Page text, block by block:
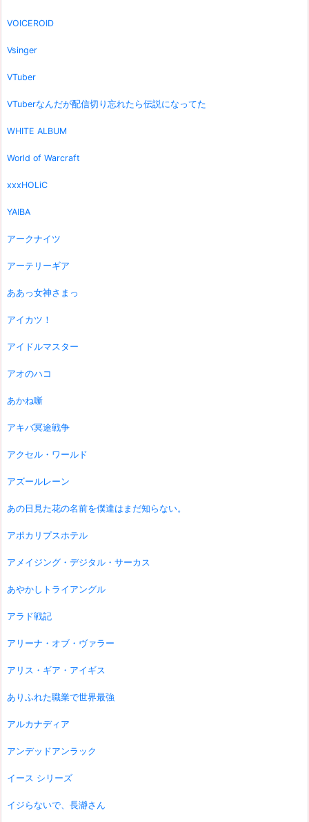
VOICEROID
Vsinger
VTuber
VTuberなんだが配信切り忘れたら伝説になってた
WHITE ALBUM
World of Warcraft
xxxHOLiC
YAIBA
アークナイツ
アーテリーギア
ああっ女神さまっ
アイカツ！
アイドルマスター
アオのハコ
あかね噺
アキバ冥途戦争
アクセル・ワールド
アズールレーン
あの日見た花の名前を僕達はまだ知らない。
アポカリプスホテル
アメイジング・デジタル・サーカス
あやかしトライアングル
アラド戦記
アリーナ・オブ・ヴァラー
アリス・ギア・アイギス
ありふれた職業で世界最強
アルカナディア
アンデッドアンラック
イース シリーズ
イジらないで、長瀞さん